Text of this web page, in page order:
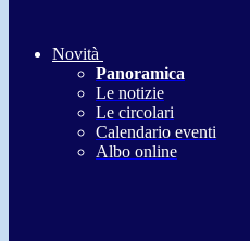
Novità
Panoramica
Le notizie
Le circolari
Calendario eventi
Albo online